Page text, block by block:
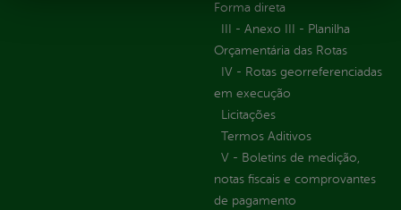
Forma direta
III - Anexo III - Planilha
Orçamentária das Rotas
IV - Rotas georreferenciadas
em execução
Licitações
Termos Aditivos
V - Boletins de medição,
notas fiscais e comprovantes
de pagamento